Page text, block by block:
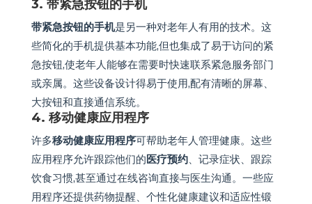
3. 带紧急按钮的手机
带紧急按钮的手机是另一种对老年人有用的技术。这
些简化的手机提供基本功能,但也集成了易于访问的紧
急按钮,使老年人能够在需要时快速联系紧急服务部门
或亲属。这些设备设计得易于使用,配有清晰的屏幕、
大按钮和直接通信系统。
4. 移动健康应用程序
许多移动健康应用程序可帮助老年人管理健康。这些
应用程序允许跟踪他们的医疗预约、记录症状、跟踪
饮食习惯,甚至通过在线咨询直接与医生沟通。一些应
用程序还提供药物提醒、个性化健康建议和适应性锻